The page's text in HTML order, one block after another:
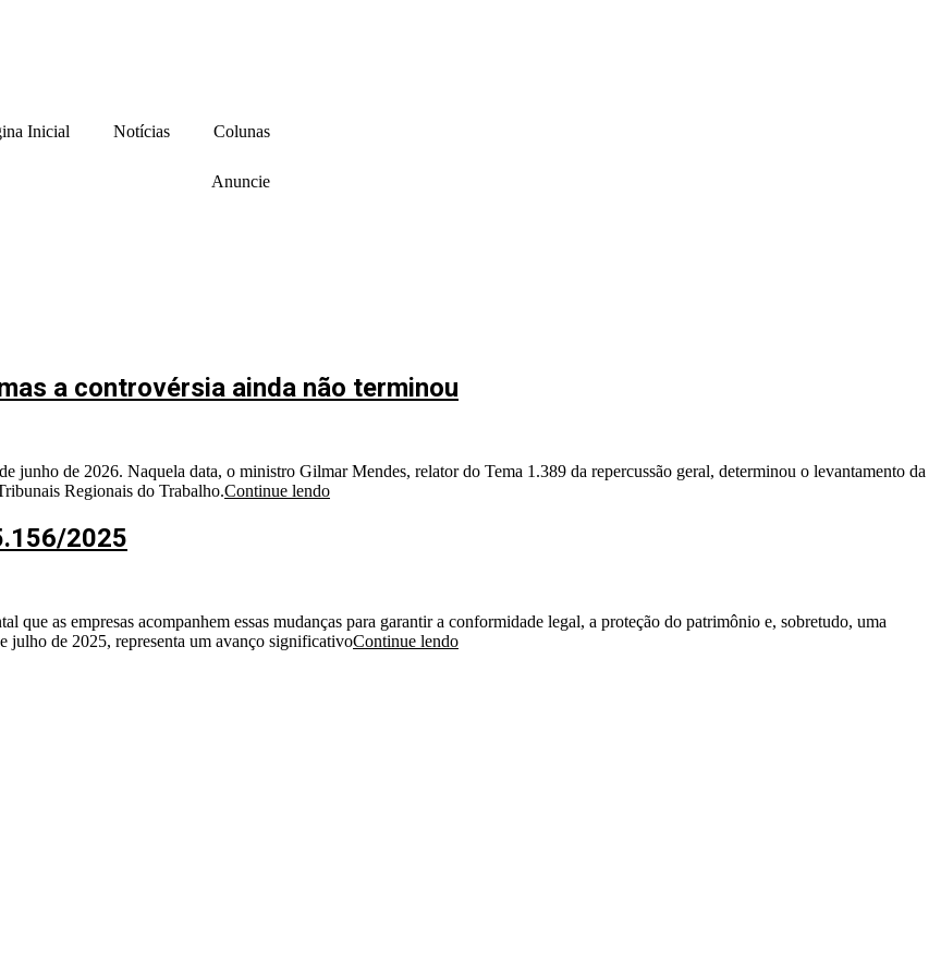
Inicial Notícias Colunas
Anuncie
a controvérsia ainda não terminou
junho de 2026. Naquela data, o ministro Gilmar Mendes, relator do Tema 1.389 da repercussão geral, determinou o levantamento da
Regionais do Trabalho.Continue lendo
2025
que as empresas acompanhem essas mudanças para garantir a conformidade legal, a proteção do patrimônio e, sobretudo, uma
julho de 2025, representa um avanço significativoContinue lendo